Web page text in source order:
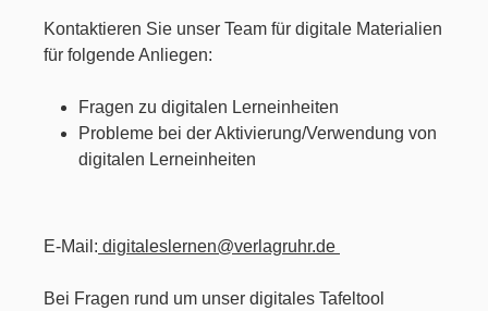
Kontaktieren Sie unser Team für digitale Materialien
für folgende Anliegen:
Fragen zu digitalen Lerneinheiten
Probleme bei der Aktivierung/Verwendung von
digitalen Lerneinheiten
E-Mail: digitaleslernen@verlagruhr.de
Bei Fragen rund um unser digitales Tafeltool